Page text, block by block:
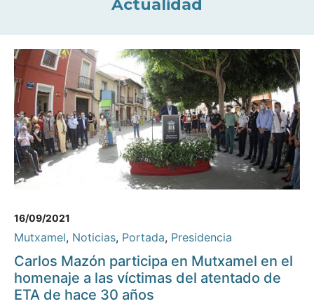
Actualidad
16/09/2021
Mutxamel, Noticias, Portada, Presidencia
Carlos Mazón participa en Mutxamel en el
homenaje a las víctimas del atentado de
ETA de hace 30 años